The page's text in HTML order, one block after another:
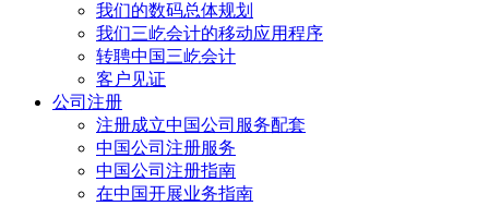
我们的数码总体规划
我们三屹会计的移动应用程序
转聘中国三屹会计
客户见证
公司注册
注册成立中国公司服务配套
中国公司注册服务
中国公司注册指南
在中国开展业务指南